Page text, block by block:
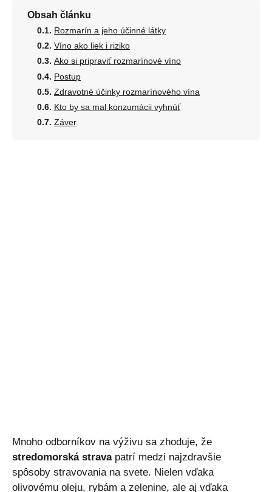
Obsah článku
Rozmarín a jeho účinné látky
Víno ako liek i riziko
Ako si pripraviť rozmarínové víno
Postup
Zdravotné účinky rozmarínového vína
Kto by sa mal konzumácii vyhnúť
Záver
Mnoho odborníkov na výživu sa zhoduje, že
stredomorská stravapatrí medzi najzdravšie
spôsoby stravovania na svete. Nielen vďaka
olivovému oleju, rybám a zelenine, ale aj vďaka